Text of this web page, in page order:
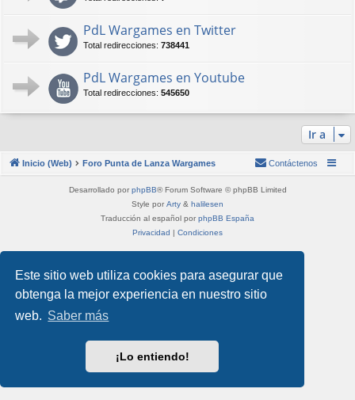
Este sitio web utiliza cookies para asegurar que
obtenga la mejor experiencia en nuestro sitio
web. Saber más
¡Lo entiendo!
PdL Wargames en Twitter
Total redirecciones: 738441
PdL Wargames en Youtube
Total redirecciones: 545650
Ir a
Inicio (Web) Foro Punta de Lanza Wargames Contáctenos
Desarrollado por phpBB® Forum Software © phpBB Limited
Style por Arty & halilesen
Traducción al español por phpBB España
Privacidad | Condiciones